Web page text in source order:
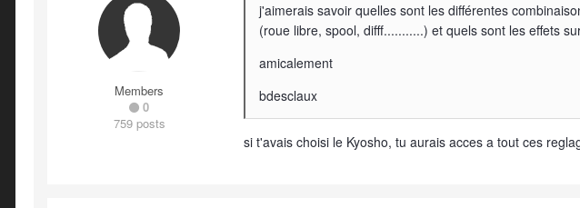
Members
0
759 posts
j'aimerais savoir quelles sont les différentes
(roue libre, spool, difff...........) et quels sont les effets
amicalement
bdesclaux
si t'avais choisi le Kyosho, tu aurais acces a tout ces